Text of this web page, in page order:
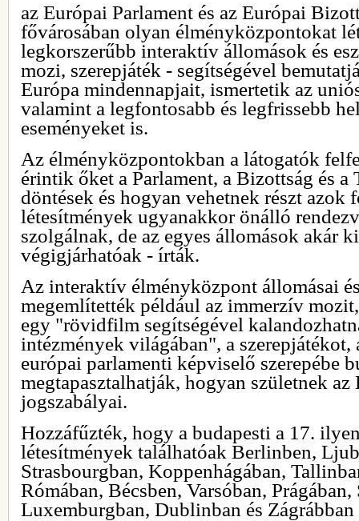
az Európai Parlament és az Európai
fővárosában olyan élményközpontokat
legkorszerűbb interaktív állomások és
mozi, szerepjáték - segítségével
Európa mindennapjait, ismertetik az
valamint a legfontosabb és legfrissebb
eseményeket is.
Az élményközpontokban a látogatók
érintik őket a Parlament, a Bizottság és a
döntések és hogyan vehetnek részt azok
létesítmények ugyanakkor önálló
szolgálnak, de az egyes állomások akár
végigjárhatóak - írták.
Az interaktív élményközpont állomásai
megemlítették például az immerzív
egy "rövidfilm segítségével
intézmények világában", a szerepjátékot,
európai parlamenti képviselő szerepébe
megtapasztalhatják, hogyan születnek
jogszabályai.
Hozzáfűzték, hogy a budapesti a 17.
létesítmények találhatóak Berlinben,
Strasbourgban, Koppenhágában,
Rómában, Bécsben, Varsóban,
Luxemburgban, Dublinban és Zágrábban